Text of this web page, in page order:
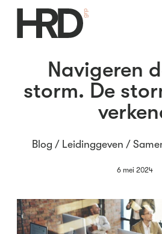
Navigeren
storm. De
Blog / Leidinggeven /
6 mei 2024